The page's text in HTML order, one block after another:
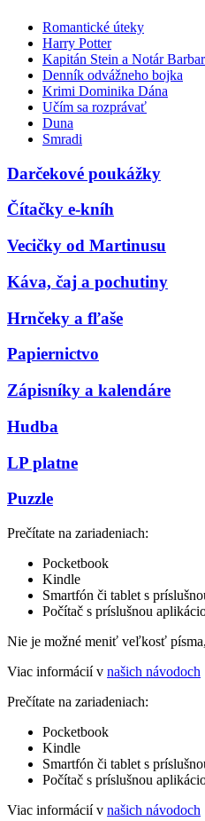
Romantické úteky
Harry Potter
Kapitán Stein a Notár
Denník odvážneho bojka
Krimi Dominika Dána
Učím sa rozprávať
Duna
Smradi
Darčekové poukážky
Čítačky e-kníh
Vecičky od Martinusu
Káva, čaj a pochutiny
Hrnčeky a fľaše
Papiernictvo
Zápisníky a kalendáre
Hudba
LP platne
Puzzle
Prečítate na zariadeniach:
Pocketbook
Kindle
Smartfón či tablet s
Počítač s príslušnou
Nie je možné meniť veľkosť
Viac informácií v našich návodoch
Prečítate na zariadeniach:
Pocketbook
Kindle
Smartfón či tablet s
Počítač s príslušnou
Viac informácií v našich návodoch